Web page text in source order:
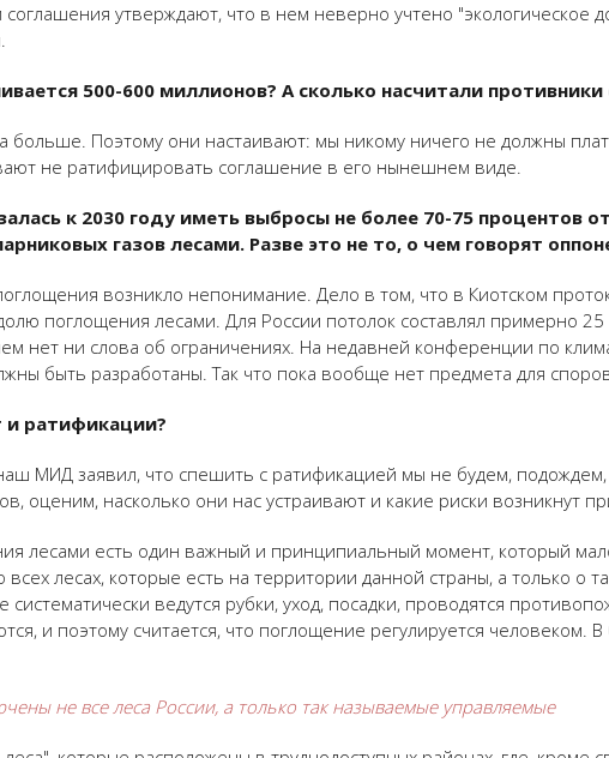
утверждают, что в нем неверно учтено "экологическое
500-600 миллионов? А сколько насчитали противники
больше. Поэтому они настаивают: мы никому ничего не должны
не ратифицировать соглашение в его нынешнем виде.
к 2030 году иметь выбросы не более 70-75 процентов
газов лесами. Разве это не то, о чем говорят
возникло непонимание. Дело в том, что в Киотском
поглощения лесами. Для России потолок составлял примерно
нет ни слова об ограничениях. На недавней конференции по
быть разработаны. Так что пока вообще нет предмета для
и ратификации?
МИД заявил, что спешить с ратификацией мы не будем,
оценим, насколько они нас устраивают и какие риски возникнут
лесами есть один важный и принципиальный момент, который
лесах, которые есть на территории данной страны, а только о
систематически ведутся рубки, уход, посадки, проводятся
и поэтому считается, что поглощение регулируется
не все леса России, а только так называемые управляемые